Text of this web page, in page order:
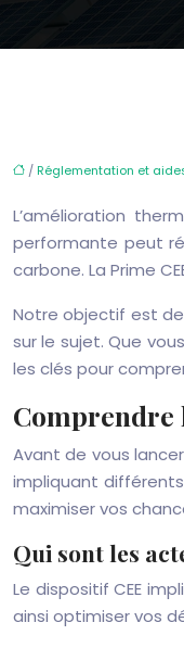
/ Réglementation et
L’amélioration
performante peut
carbone. La Prime
Notre objectif est
sur le sujet. Que
les clés pour
Comprendre
Avant de vous
impliquant
maximiser vos
Qui sont les
Le dispositif CEE
ainsi optimiser vos